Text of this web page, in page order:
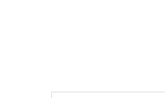
Длина, мм: 111